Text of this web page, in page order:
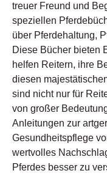
treuer Freund und
speziellen
über Pferdehaltung,
Diese Bücher bieten
helfen Reitern, ihre
diesen
sind nicht nur für
von großer
Anleitungen zur
Gesundheitspflege
wertvolles
Pferdes besser zu